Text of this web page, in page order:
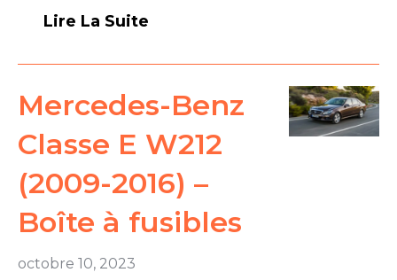
Lire La Suite
Mercedes-Benz
Classe E W212
(2009-2016) –
Boîte à fusibles
octobre 10, 2023